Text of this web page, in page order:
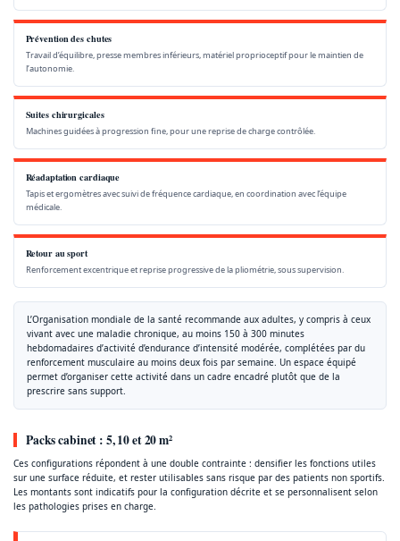
Prévention des chutes
Travail d’équilibre, presse membres inférieurs, matériel proprioceptif pour le maintien de
l’autonomie.
Suites chirurgicales
Machines guidées à progression fine, pour une reprise de charge contrôlée.
Réadaptation cardiaque
Tapis et ergomètres avec suivi de fréquence cardiaque, en coordination avec l’équipe
médicale.
Retour au sport
Renforcement excentrique et reprise progressive de la pliométrie, sous supervision.
L’Organisation mondiale de la santé recommande aux adultes, y compris à ceux
vivant avec une maladie chronique, au moins 150 à 300 minutes
hebdomadaires d’activité d’endurance d’intensité modérée, complétées par du
renforcement musculaire au moins deux fois par semaine. Un espace équipé
permet d’organiser cette activité dans un cadre encadré plutôt que de la
prescrire sans support.
Packs cabinet : 5, 10 et 20 m²
Ces configurations répondent à une double contrainte : densifier les fonctions utiles
sur une surface réduite, et rester utilisables sans risque par des patients non sportifs.
Les montants sont indicatifs pour la configuration décrite et se personnalisent selon
les pathologies prises en charge.